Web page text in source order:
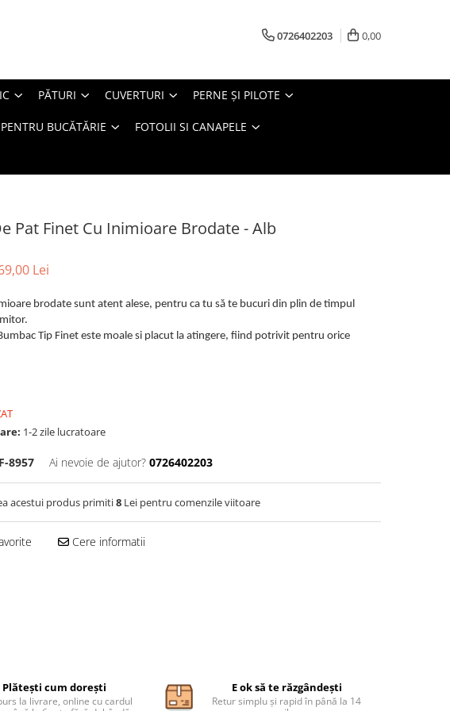
0726402203 0,00
PĂTURI CUVERTURI PERNE ŞI PILOTE
BUCĂTĂRIE FOTOLII SI CANAPELE
Pat Finet Cu Inimioare Brodate - Alb
Lei
brodate sunt atent alese, pentru ca tu să te bucuri din plin de timpul
Tip Finet este moale si placut la atingere, fiind potrivit pentru orice
1-2 zile lucratoare
8957 Ai nevoie de ajutor? 0726402203
acestui produs primiti8 Lei pentru comenzile viitoare
Cere informatii
Plătești cum dorești
la livrare, online cu cardul
E ok să te răzgândești
Retur simplu și rapid în până la 14